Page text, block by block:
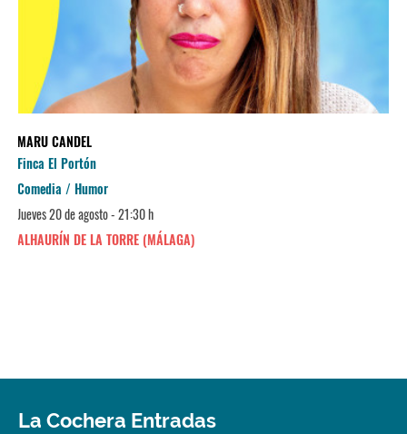
MARU CANDEL
Finca El Portón
Comedia / Humor
Jueves 20 de agosto - 21:30 h
ALHAURÍN DE LA TORRE (MÁLAGA)
La Cochera Entradas